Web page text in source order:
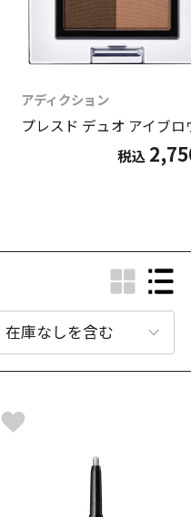
アディクション
プレスド デュオ アイブロ
税込